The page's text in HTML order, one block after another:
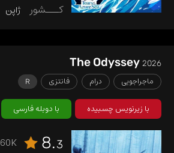
کـــشور ژاپن
The Odyssey2026
ماجراجویی درام فانتزی R
با زیرنویس چسبیده با دوبله فارسی
8.3
60K